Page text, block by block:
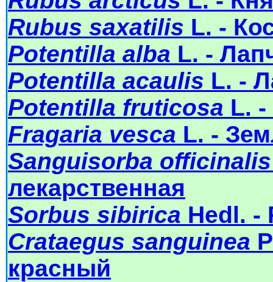
Rubus saxatilis L. -
Potentilla alba L. -
Potentilla acaulis L. -
Potentilla fruticosa L. -
Fragaria vesca L. -
Sanguisorba officinalis
лекарственная
Sorbus sibirica Hedl. -
Crataegus sanguinea
красный